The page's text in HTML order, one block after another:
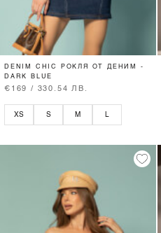
DENIM CHIC РОКЛЯ ОТ ДЕНИМ -
DARK BLUE
€169 / 330.54 ЛВ.
XS S M L